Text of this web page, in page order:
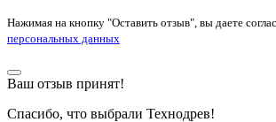
Нажимая на кнопку "Оставить отзыв", вы даете
персональных данных
Ваш отзыв принят!
Спасибо, что выбрали Технодрев!